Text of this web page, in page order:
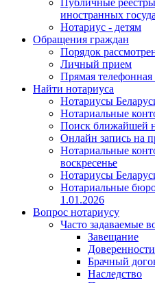
иностранных
Нотариус - детям
Обращения граждан
Порядок
Личный прием
Прямая
Найти нотариуса
Нотариусы
Нотариальные
Поиск ближайшей
Онлайн запись на
Нотариальные
воскресенье
Нотариусы
Нотариальные
1.01.2026
Вопрос нотариусу
Часто задаваемые
Завещание
Доверенности
Брачный
Наследство